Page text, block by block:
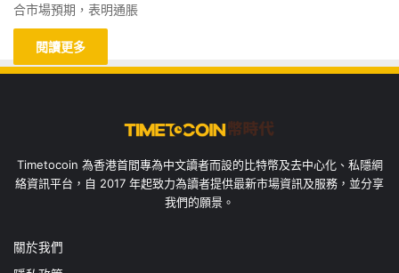
合市場預期，表明通脹
閱讀更多
Timetocoin 為香港首間專為中文讀者而設的比特幣及去中心化、私隱網
絡資訊平台，自 2017 年起致力為讀者提供最新市場資訊及服務，並分享
我們的願景。
關於我們